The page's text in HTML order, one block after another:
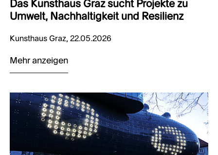
Das Kunsthaus Graz sucht Projekte zu
Umwelt, Nachhaltigkeit und Resilienz
Kunsthaus Graz, 22.05.2026
Mehr anzeigen